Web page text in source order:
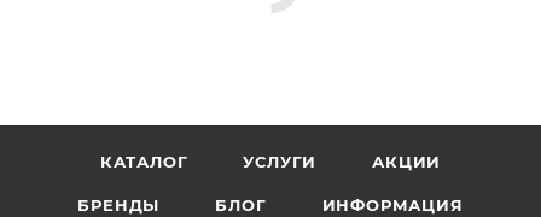
стойкая, не образует «ежи», простая и безопасная в
КАТАЛОГ УСЛУГИ АКЦИИ
БРЕНДЫ БЛОГ ИНФОРМАЦИЯ